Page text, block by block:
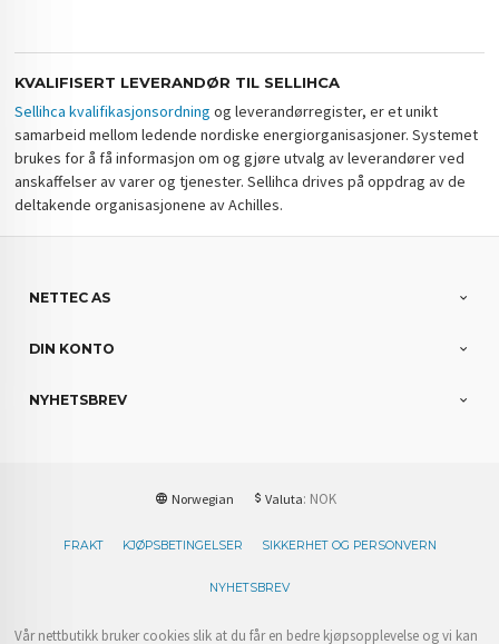
KVALIFISERT LEVERANDØR TIL SELLIHCA
Sellihca kvalifikasjonsordning og leverandørregister, er et unikt
samarbeid mellom ledende nordiske energiorganisasjoner. Systemet
brukes for å få informasjon om og gjøre utvalg av leverandører ved
anskaffelser av varer og tjenester. Sellihca drives på oppdrag av de
deltakende organisasjonene av Achilles.
NETTEC AS
DIN KONTO
NYHETSBREV
Norwegian Valuta: NOK
FRAKT KJØPSBETINGELSER SIKKERHET OG PERSONVERN
NYHETSBREV
Vår nettbutikk bruker cookies slik at du får en bedre kjøpsopplevelse og vi kan